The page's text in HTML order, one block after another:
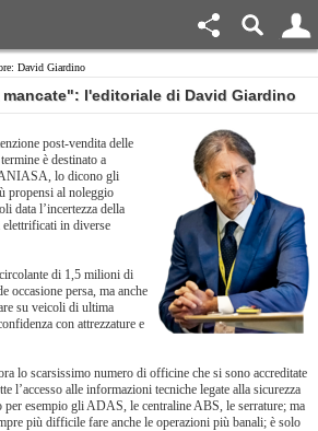
David Giardino
l'editoriale di David Giardino
post-vendita delle
è destinato a
lo dicono gli
propensi al noleggio
data l’incertezza della
in diverse
di 1,5 milioni di
occasione persa, ma anche
su veicoli di ultima
con attrezzature e
lo scarsissimo numero di officine che si sono accreditate
l’accesso alle informazioni tecniche legate alla sicurezza
per esempio gli ADAS, le centraline ABS, le serrature; ma
più difficile fare anche le operazioni più banali; è solo